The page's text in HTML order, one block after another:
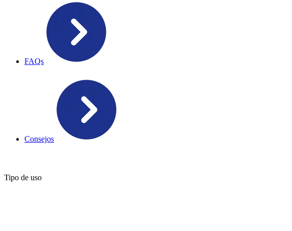
FAQs
Consejos
Tipo de uso